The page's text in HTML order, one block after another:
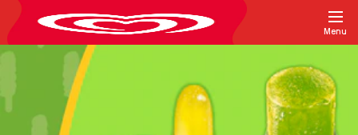
Menu
Startseite